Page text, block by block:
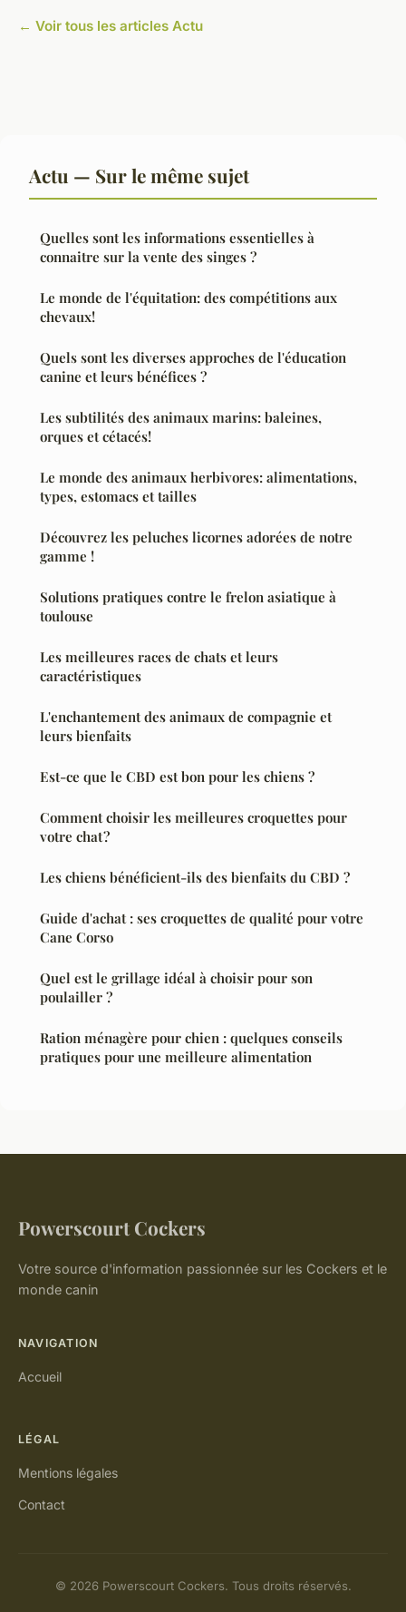
← Voir tous les articles Actu
Actu — Sur le même sujet
Quelles sont les informations essentielles à
connaitre sur la vente des singes ?
Le monde de l'équitation: des compétitions aux
chevaux!
Quels sont les diverses approches de l'éducation
canine et leurs bénéfices ?
Les subtilités des animaux marins: baleines,
orques et cétacés!
Le monde des animaux herbivores: alimentations,
types, estomacs et tailles
Découvrez les peluches licornes adorées de notre
gamme !
Solutions pratiques contre le frelon asiatique à
toulouse
Les meilleures races de chats et leurs
caractéristiques
L'enchantement des animaux de compagnie et
leurs bienfaits
Est-ce que le CBD est bon pour les chiens ?
Comment choisir les meilleures croquettes pour
votre chat ?
Les chiens bénéficient-ils des bienfaits du CBD ?
Guide d'achat : ses croquettes de qualité pour votre
Cane Corso
Quel est le grillage idéal à choisir pour son
poulailler ?
Ration ménagère pour chien : quelques conseils
pratiques pour une meilleure alimentation
Powerscourt Cockers
Votre source d'information passionnée sur les Cockers et le
monde canin
NAVIGATION
Accueil
LÉGAL
Mentions légales
Contact
© 2026 Powerscourt Cockers. Tous droits réservés.